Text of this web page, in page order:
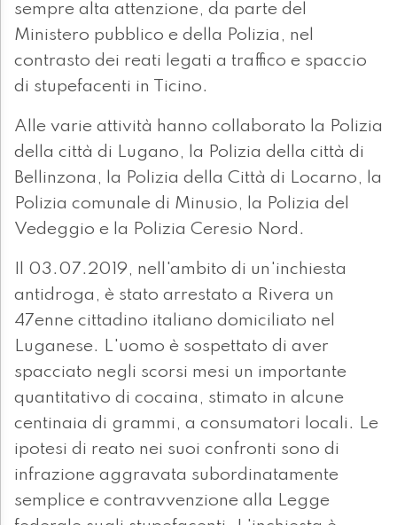
sempre alta attenzione, da parte del
Ministero pubblico e della Polizia, nel
contrasto dei reati legati a traffico e spaccio
di stupefacenti in Ticino.
Alle varie attività hanno collaborato la Polizia
della città di Lugano, la Polizia della città di
Bellinzona, la Polizia della Città di Locarno, la
Polizia comunale di Minusio, la Polizia del
Vedeggio e la Polizia Ceresio Nord.
Il 03.07.2019, nell'ambito di un'inchiesta
antidroga, è stato arrestato a Rivera un
47enne cittadino italiano domiciliato nel
Luganese. L'uomo è sospettato di aver
spacciato negli scorsi mesi un importante
quantitativo di cocaina, stimato in alcune
centinaia di grammi, a consumatori locali. Le
ipotesi di reato nei suoi confronti sono di
infrazione aggravata subordinatamente
semplice e contravvenzione alla Legge